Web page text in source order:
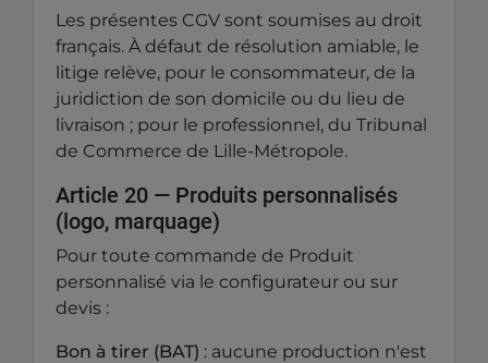
Les présentes CGV sont soumises au droit
français. À défaut de résolution amiable, le
litige relève, pour le consommateur, de la
juridiction de son domicile ou du lieu de
livraison ; pour le professionnel, du Tribunal
de Commerce de Lille-Métropole.
Article 20 — Produits personnalisés
(logo, marquage)
Pour toute commande de Produit
personnalisé via le configurateur ou sur
devis :
Bon à tirer (BAT) : aucune production n'est